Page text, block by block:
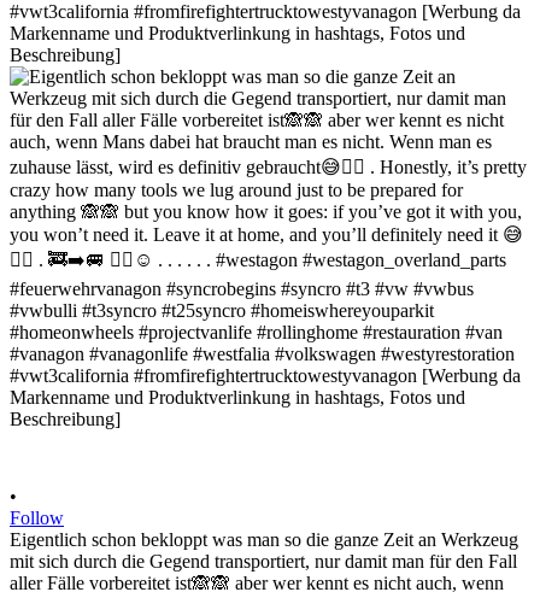
•
Follow
Eigentlich schon bekloppt was man so die ganze Zeit an Werkzeug
mit sich durch die Gegend transportiert, nur damit man für den Fall
aller Fälle vorbereitet ist🙈🙈 aber wer kennt es nicht auch, wenn